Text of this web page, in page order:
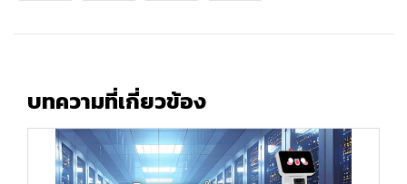
บทความที่เกี่ยวข้อง